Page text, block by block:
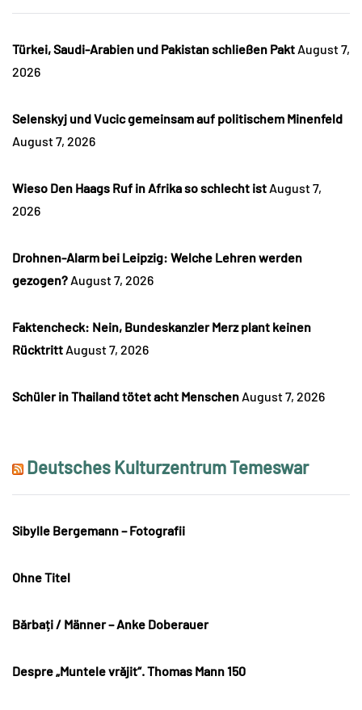
Türkei, Saudi-Arabien und Pakistan schließen Pakt August 7,
2026
Selenskyj und Vucic gemeinsam auf politischem Minenfeld
August 7, 2026
Wieso Den Haags Ruf in Afrika so schlecht ist August 7,
2026
Drohnen-Alarm bei Leipzig: Welche Lehren werden
gezogen? August 7, 2026
Faktencheck: Nein, Bundeskanzler Merz plant keinen
Rücktritt August 7, 2026
Schüler in Thailand tötet acht Menschen August 7, 2026
Deutsches Kulturzentrum Temeswar
Sibylle Bergemann – Fotografii
Ohne Titel
Bărbați / Männer – Anke Doberauer
Despre „Muntele vrăjit“. Thomas Mann 150